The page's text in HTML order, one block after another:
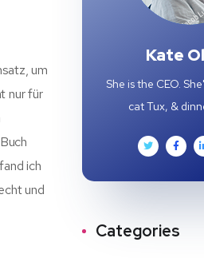
um
nur für
ich
und
Kate
She is the CEO.
cat Tux, &
Categories